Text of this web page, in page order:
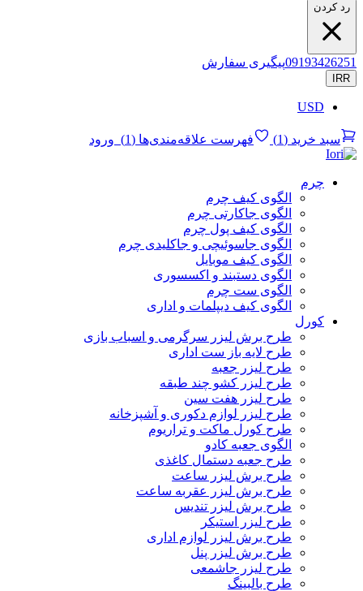
رد کردن
09193426251پیگیری سفارش
IRR
USD
سبد خرید (
1
) فهرست علاقه‌مندی‌ها (
1
) ورود
چرم
الگوی کیف چرم
الگوی جاکارتی چرم
الگوی کیف پول چرم
الگوی جاسوئیچی و جاکلیدی چرم
الگوی کیف موبایل
الگوی دستبند و اکسسوری
الگوی ست چرم
الگوی کیف دیپلمات و اداری
کورل
طرح برش لیزر سرگرمی و اسباب بازی
طرح لایه باز ست اداری
طرح لیزر جعبه
طرح لیزر کشو چند طبقه
طرح لیزر هفت سین
طرح لیزر لوازم دکوری و آشپزخانه
طرح کورل ماکت و تراریوم
الگوی جعبه کادو
طرح جعبه دستمال کاغذی
طرح برش لیزر ساعت
طرح برش لیزر عقربه ساعت
طرح برش لیزر تندیس
طرح لیزر استیکر
طرح برش لیزر لوازم اداری
طرح برش لیزر پنل
طرح لیزر جاشمعی
طرح بالبینگ